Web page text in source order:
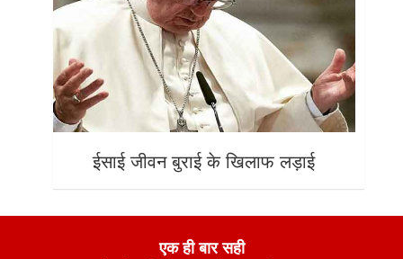
ईसाई जीवन बुराई के खिलाफ लड़ाई
एक ही बार सही